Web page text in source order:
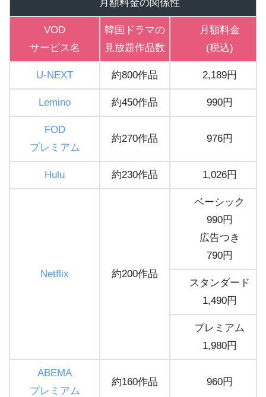
月額料金の関係性
VOD
サービス名
韓国ドラマの
見放題作品数
月額料金
(税込)
U-NEXT 約800作品 2,189円
Lemino 約450作品 990円
FOD
プレミアム
約270作品 976円
Hulu 約230作品 1,026円
Netflix 約200作品
ベーシック
990円
広告つき
790円
スタンダード
1,490円
プレミアム
1,980円
ABEMA
プレミアム
約160作品 960円